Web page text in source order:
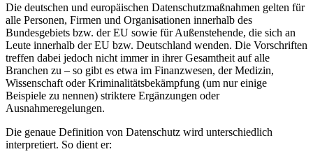
Die deutschen und europäischen Datenschutzmaßnahmen gelten für
alle Personen, Firmen und Organisationen innerhalb des
Bundesgebiets bzw. der EU sowie für Außenstehende, die sich an
Leute innerhalb der EU bzw. Deutschland wenden. Die Vorschriften
treffen dabei jedoch nicht immer in ihrer Gesamtheit auf alle
Branchen zu – so gibt es etwa im Finanzwesen, der Medizin,
Wissenschaft oder Kriminalitätsbekämpfung (um nur einige
Beispiele zu nennen) striktere Ergänzungen oder
Ausnahmeregelungen.
Die genaue Definition von Datenschutz wird unterschiedlich
interpretiert. So dient er: